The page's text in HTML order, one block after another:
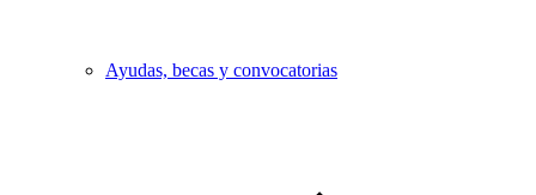
Ayudas, becas y convocatorias